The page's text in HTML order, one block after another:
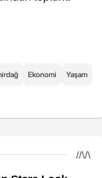
Ekonomi Yaşam